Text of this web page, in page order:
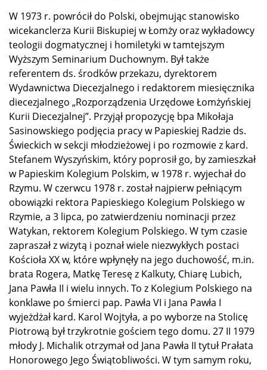
W 1973 r. powrócił do Polski, obejmując stanowisko
wicekanclerza Kurii Biskupiej w Łomży oraz wykładowcy
teologii dogmatycznej i homiletyki w tamtejszym
Wyższym Seminarium Duchownym. Był także
referentem ds. środków przekazu, dyrektorem
Wydawnictwa Diecezjalnego i redaktorem miesięcznika
diecezjalnego „Rozporządzenia Urzędowe Łomżyńskiej
Kurii Diecezjalnej”. Przyjął propozycję bpa Mikołaja
Sasinowskiego podjęcia pracy w Papieskiej Radzie ds.
Świeckich w sekcji młodzieżowej i po rozmowie z kard.
Stefanem Wyszyńskim, który poprosił go, by zamieszkał
w Papieskim Kolegium Polskim, w 1978 r. wyjechał do
Rzymu. W czerwcu 1978 r. został najpierw pełniącym
obowiązki rektora Papieskiego Kolegium Polskiego w
Rzymie, a 3 lipca, po zatwierdzeniu nominacji przez
Watykan, rektorem Kolegium Polskiego. W tym czasie
zapraszał z wizytą i poznał wiele niezwykłych postaci
Kościoła XX w, które wpłynęły na jego duchowość, m.in.
brata Rogera, Matkę Teresę z Kalkuty, Chiarę Lubich,
Jana Pawła II i wielu innych. To z Kolegium Polskiego na
konklawe po śmierci pap. Pawła VI i Jana Pawła I
wyjeżdżał kard. Karol Wojtyła, a po wyborze na Stolicę
Piotrową był trzykrotnie gościem tego domu. 27 II 1979
młody J. Michalik otrzymał od Jana Pawła II tytuł Prałata
Honorowego Jego Świątobliwości. W tym samym roku,